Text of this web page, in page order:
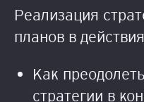
Реализация
планов в действия
Как
стратегии в